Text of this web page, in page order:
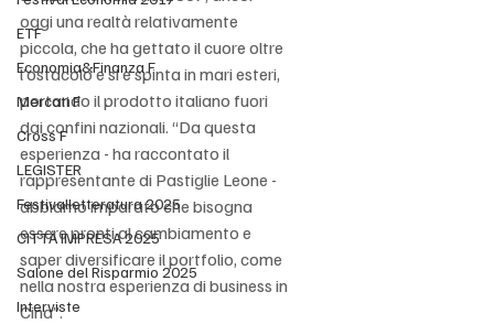
ETF
Economia&Finanza F
Mercati F
Cross F
LEGISTER
Festivalletteratura 2025
CITTÀ IMPRESA 2025
Salone del Risparmio 2025
Interviste
oggi una realtà relativamente
piccola, che ha gettato il cuore oltre
l’ostacolo e si è spinta in mari esteri,
portando il prodotto italiano fuori
dai confini nazionali. “Da questa
esperienza - ha raccontato il
rappresentante di Pastiglie Leone -
abbiamo imparato che bisogna
essere pronti al cambiamento e
saper diversificare il portfolio, come
nella nostra esperienza di business in
Cina”.